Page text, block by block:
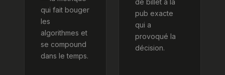
qui fait bouger
les
algorithmes et
se compound
dans le temps.
pub exacte
qui a
provoqué la
décision.